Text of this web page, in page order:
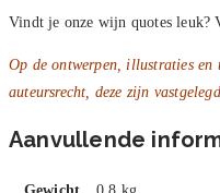
Vindt je onze wijn quotes leuk?
Op de ontwerpen, illustraties
auteursrecht, deze zijn
Aanvullende